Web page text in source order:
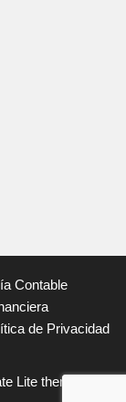
Contable
de Privacidad
Lite theme by